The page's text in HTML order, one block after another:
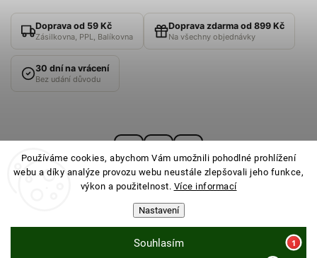
Používáme cookies, abychom Vám umožnili pohodlné prohlížení
webu a díky analýze provozu webu neustále zlepšovali jeho funkce,
výkon a použitelnost. Více informací
Nastavení
Souhlasím
Doprava od 59 Kč
Zásilkovna, PPL, Balíkovna
Doprava zdarma od 899 Kč
Na všechny objednávky
30 dní na vrácení
Bez udání důvodu
PONOŽKOVNA· Všechna práva vyhrazena ·
Nastavení cookies